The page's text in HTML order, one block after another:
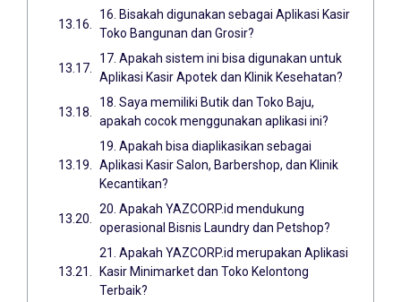
16. Bisakah digunakan sebagai Aplikasi Kasir
Toko Bangunan dan Grosir?
17. Apakah sistem ini bisa digunakan untuk
Aplikasi Kasir Apotek dan Klinik Kesehatan?
18. Saya memiliki Butik dan Toko Baju,
apakah cocok menggunakan aplikasi ini?
19. Apakah bisa diaplikasikan sebagai
Aplikasi Kasir Salon, Barbershop, dan Klinik
Kecantikan?
20. Apakah YAZCORP.id mendukung
operasional Bisnis Laundry dan Petshop?
21. Apakah YAZCORP.id merupakan Aplikasi
Kasir Minimarket dan Toko Kelontong
Terbaik?